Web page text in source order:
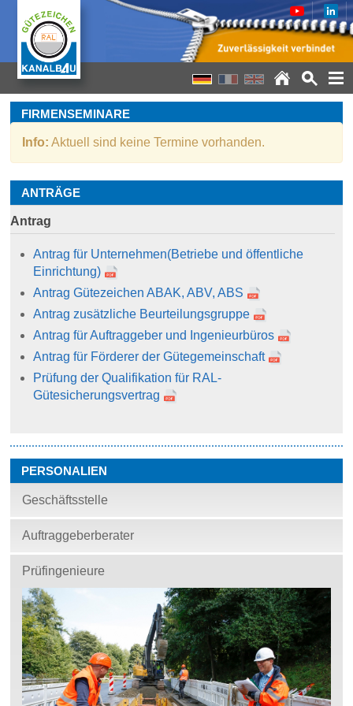
FIRMENSEMINARE
Info: Aktuell sind keine Termine vorhanden.
ANTRÄGE
Antrag
Antrag für Unternehmen(Betriebe und öffentliche
Einrichtung)
Antrag Gütezeichen ABAK, ABV, ABS
Antrag zusätzliche Beurteilungsgruppe
Antrag für Auftraggeber und Ingenieurbüros
Antrag für Förderer der Gütegemeinschaft
Prüfung der Qualifikation für RAL-
Gütesicherungsvertrag
PERSONALIEN
Geschäftsstelle
Auftraggeberberater
Prüfingenieure